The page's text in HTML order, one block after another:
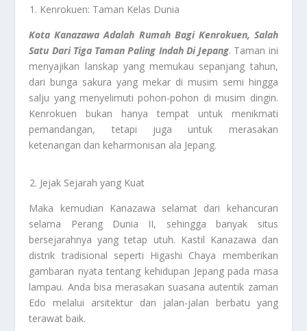
Kenrokuen: Taman Kelas Dunia
Kota Kanazawa Adalah Rumah Bagi Kenrokuen, Salah
Satu Dari Tiga Taman Paling Indah Di Jepang. Taman ini
menyajikan lanskap yang memukau sepanjang tahun,
dari bunga sakura yang mekar di musim semi hingga
salju yang menyelimuti pohon-pohon di musim dingin.
Kenrokuen bukan hanya tempat untuk menikmati
pemandangan, tetapi juga untuk merasakan
ketenangan dan keharmonisan ala Jepang.
Jejak Sejarah yang Kuat
Maka kemudian Kanazawa selamat dari kehancuran
selama Perang Dunia II, sehingga banyak situs
bersejarahnya yang tetap utuh. Kastil Kanazawa dan
distrik tradisional seperti Higashi Chaya memberikan
gambaran nyata tentang kehidupan Jepang pada masa
lampau. Anda bisa merasakan suasana autentik zaman
Edo melalui arsitektur dan jalan-jalan berbatu yang
terawat baik.